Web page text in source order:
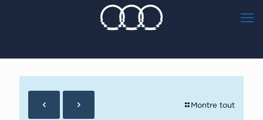
Montre tout